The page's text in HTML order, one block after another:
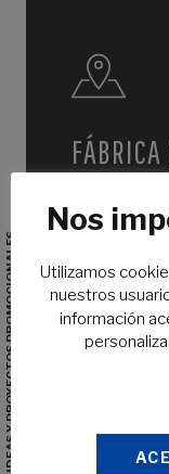
IDEAS Y PROYECTOS PROMOCIONALES
Sin
EN
Tiempo de
Nos
Utilizamos
nuestros
información